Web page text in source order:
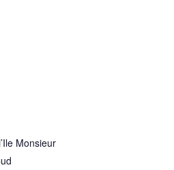
Monsieur